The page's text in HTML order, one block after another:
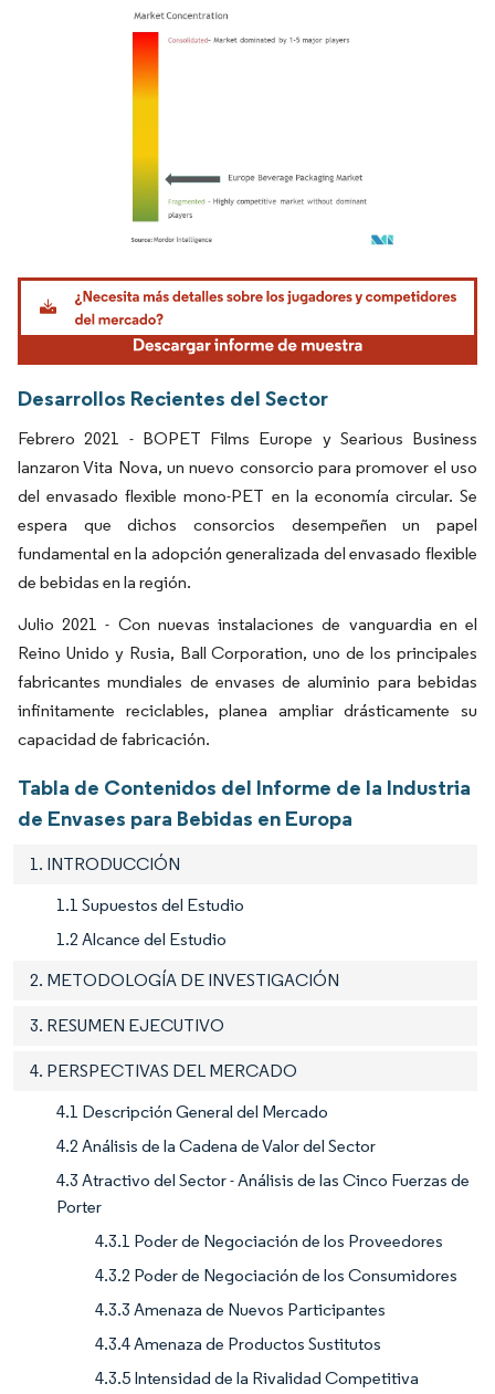
Imagen © Mordor Intelligence. El uso requiere atribución según CC BY 4.0.
Desarrollos Recientes del Sector
Febrero 2021 - BOPET Films Europe y Searious Business
lanzaron Vita Nova, un nuevo consorcio para promover el uso
del envasado flexible mono-PET en la economía circular. Se
espera que dichos consorcios desempeñen un papel
fundamental en la adopción generalizada del envasado flexible
de bebidas en la región.
Julio 2021 - Con nuevas instalaciones de vanguardia en el
Reino Unido y Rusia, Ball Corporation, uno de los principales
fabricantes mundiales de envases de aluminio para bebidas
infinitamente reciclables, planea ampliar drásticamente su
capacidad de fabricación.
Tabla de Contenidos del Informe de la Industria
de Envases para Bebidas en Europa
1. INTRODUCCIÓN
1.1 Supuestos del Estudio
1.2 Alcance del Estudio
2. METODOLOGÍA DE INVESTIGACIÓN
3. RESUMEN EJECUTIVO
4. PERSPECTIVAS DEL MERCADO
4.1 Descripción General del Mercado
4.2 Análisis de la Cadena de Valor del Sector
4.3 Atractivo del Sector - Análisis de las Cinco Fuerzas de
Porter
4.3.1 Poder de Negociación de los Proveedores
4.3.2 Poder de Negociación de los Consumidores
4.3.3 Amenaza de Nuevos Participantes
4.3.4 Amenaza de Productos Sustitutos
4.3.5 Intensidad de la Rivalidad Competitiva